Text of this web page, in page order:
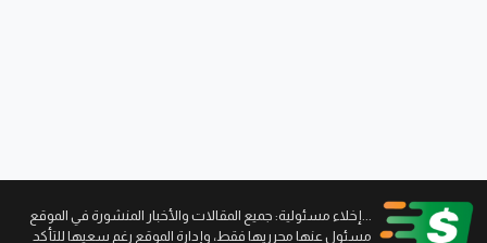
...إخلاء مسئولية: جميع المقالات والأخبار المنشورة في الموقع
مسئول عنها محرريها فقط، وإدارة الموقع رغم سعيها للتأكد